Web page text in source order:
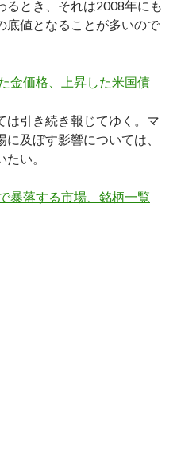
るとき、それは2008年にも
底値となることが多いので
金価格、上昇した米国債
は引き続き報じてゆく。マ
及ぼす影響については、
い。
暴落する市場、銘柄一覧